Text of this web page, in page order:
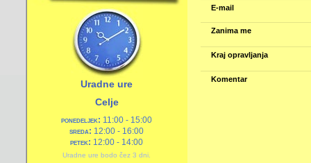
Uradne ure
Celje
ponedeljek: 11:00 - 15:00
sreda: 12:00 - 16:00
petek: 12:00 - 14:00
Uradne ure bodo čez 3 dni.
E-mail
Zanima me
Kraj opravljanja
Komentar